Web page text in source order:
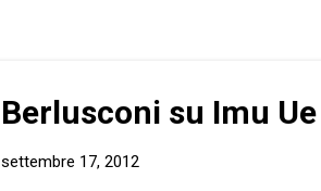
Berlusconi su Imu
settembre 17, 2012